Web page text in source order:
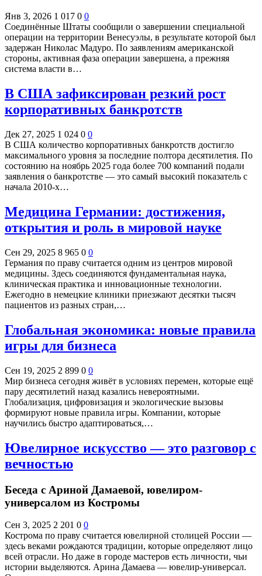
Янв 3, 2026 1 017 0 0
Соединённые Штаты сообщили о завершении специальной
операции на территории Венесуэлы, в результате которой был
задержан Николас Мадуро. По заявлениям американской
стороны, активная фаза операции завершена, а прежняя
система власти в…
В США зафиксирован резкий рост
корпоративных банкротств
Дек 27, 2025 1 024 0 0
В США количество корпоративных банкротств достигло
максимального уровня за последние полтора десятилетия. По
состоянию на ноябрь 2025 года более 700 компаний подали
заявления о банкротстве — это самый высокий показатель с
начала 2010-х…
Медицина Германии: достижения,
открытия и роль в мировой науке
Сен 29, 2025 8 965 0 0
Германия по праву считается одним из центров мировой
медицины. Здесь соединяются фундаментальная наука,
клиническая практика и инновационные технологии.
Ежегодно в немецкие клиники приезжают десятки тысяч
пациентов из разных стран,…
Глобальная экономика: новые правила
игры для бизнеса
Сен 19, 2025 2 899 0 0
Мир бизнеса сегодня живёт в условиях перемен, которые ещё
пару десятилетий назад казались невероятными.
Глобализация, цифровизация и экологические вызовы
формируют новые правила игры. Компании, которые
научились быстро адаптироваться,…
Ювелирное искусство — это разговор с
вечностью
Беседа с Ариной Дамаевой, ювелиром-
универсалом из Костромы
Сен 3, 2025 2 201 0 0
Кострома по праву считается ювелирной столицей России —
здесь веками рождаются традиции, которые определяют лицо
всей отрасли. Но даже в городе мастеров есть личности, чьи
истории выделяются. Арина Дамаева — ювелир-универсал.